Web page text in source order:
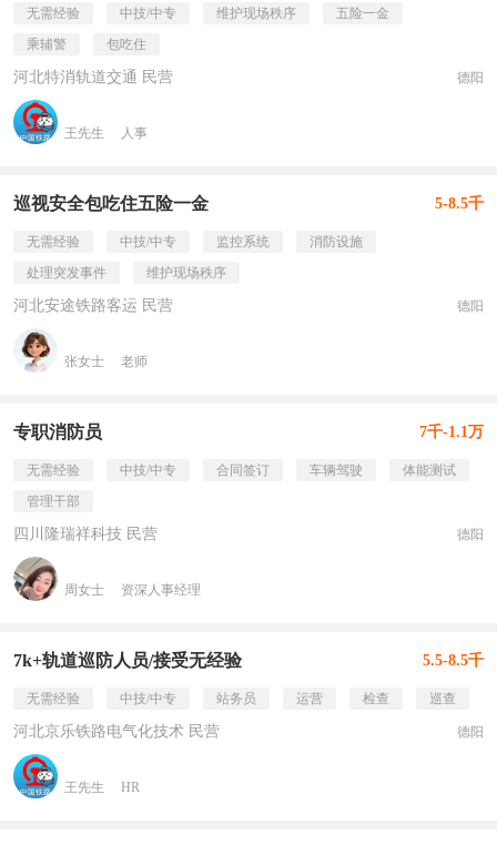
无需经验 中技/中专 维护现场秩序
五险一金
乘辅警
包吃住
河北特消轨道交通 民营 德阳
王先生 人事
巡视安全包吃住五险一金 5-8.5千
无需经验 中技/中专 监控系统
消防设施
处理突发事件
维护现场秩序
河北安途铁路客运 民营 德阳
张女士 老师
专职消防员 7千-1.1万
无需经验 中技/中专 合同签订 车辆驾驶
体能测试
管理干部
四川隆瑞祥科技 民营 德阳
周女士 资深人事经理
7k+轨道巡防人员/接受无经验 5.5-8.5千
无需经验 中技/中专 站务员 运营 检查 巡查
河北京乐铁路电气化技术 民营 德阳
王先生 HR